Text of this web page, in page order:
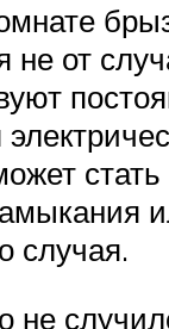
не от
случая.
не